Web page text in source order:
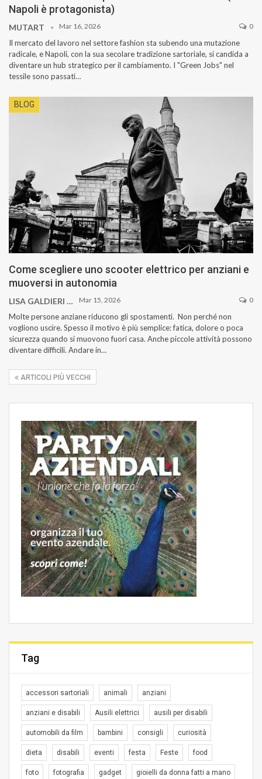
Napoli è protagonista)
MUTART Mar 16, 2026 0
Il mercato del lavoro nel settore fashion sta subendo una mutazione
radicale, e Napoli, con la sua secolare tradizione sartoriale, si candida a
diventare un hub strategico per il cambiamento. I "Green Jobs" nel
tessile sono passati…
BLOG
Come scegliere uno scooter elettrico per anziani e
muoversi in autonomia
LISA GALDIERI Mar 15, 2026 0
Molte persone anziane riducono gli spostamenti. Non perché non
vogliono uscire. Spesso il motivo è più semplice: fatica, dolore o poca
sicurezza quando si muovono fuori casa. Anche piccole attività possono
diventare difficili. Andare in…
ARTICOLI PIÙ VECCHI
Tag
accessori sartoriali animali anziani
anziani e disabili Ausili elettrici ausili per disabili
automobili da film bambini consigli curiosità
dieta disabili eventi festa Feste food
foto fotografia gadget gioielli da donna fatti a mano